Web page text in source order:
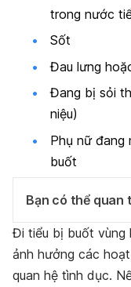
trong nước
Sốt
Đau lưng
Đang bị sỏi
niệu)
Phụ nữ đang
buốt
Bạn có thể quan
Đi tiểu bị buốt vùng
ảnh hưởng các
quan hệ tình dục.